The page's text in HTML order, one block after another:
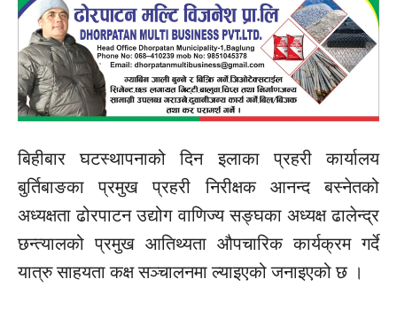
बिहीबार घटस्थापनाको दिन इलाका प्रहरी कार्यालय
बुर्तिबाङका प्रमुख प्रहरी निरीक्षक आनन्द बस्नेतको
अध्यक्षता ढोरपाटन उद्योग वाणिज्य सङ्घका अध्यक्षढालेन्द्र
छन्त्यालको प्रमुख आतिथ्यता औपचारिक कार्यक्रम गर्दे
यात्रु साहयता कक्ष सञ्चालनमा ल्याइएको जनाइएको छ ।